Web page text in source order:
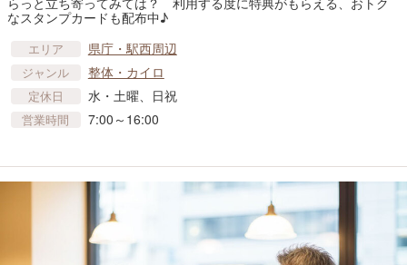
なスタンプカードも配布中♪
エリア 県庁・駅西周辺
ジャンル 整体・カイロ
定休日 水・土曜、日祝
営業時間 7:00～16:00